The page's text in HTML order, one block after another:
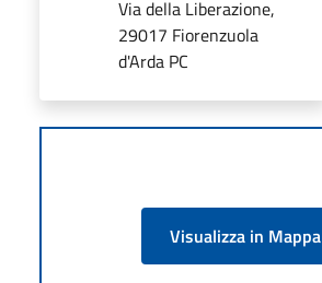
Via della Liberazione,
29017 Fiorenzuola
d'Arda PC
Visualizza in Mappa